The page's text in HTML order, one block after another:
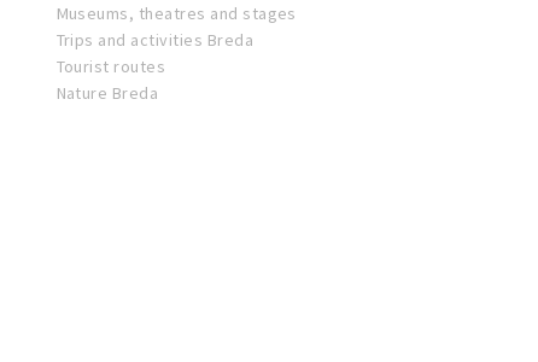
Museums, theatres and stages
Trips and activities Breda
Tourist routes
Nature Breda